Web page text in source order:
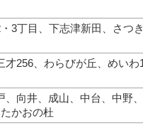
3丁目、下志津新田、さつ
才256、わらびが丘、めいわ
、向井、成山、中台、中野
かおの杜